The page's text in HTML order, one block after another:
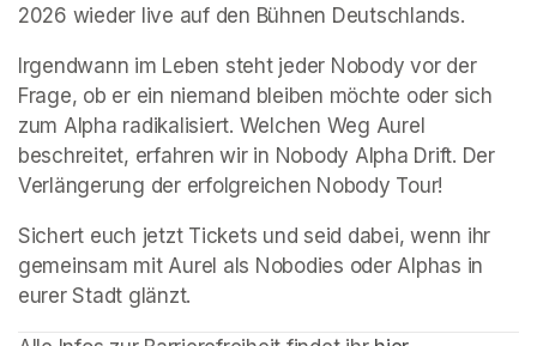
2026 wieder live auf den Bühnen Deutschlands.
Irgendwann im Leben steht jeder Nobody vor der
Frage, ob er ein niemand bleiben möchte oder sich
zum Alpha radikalisiert. Welchen Weg Aurel
beschreitet, erfahren wir in Nobody Alpha Drift. Der
Verlängerung der erfolgreichen Nobody Tour!
Sichert euch jetzt Tickets und seid dabei, wenn ihr
gemeinsam mit Aurel als Nobodies oder Alphas in
eurer Stadt glänzt.